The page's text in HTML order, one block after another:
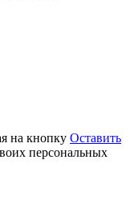
на кнопку Оставить
персональных